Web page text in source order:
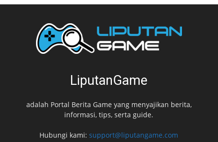
LiputanGame
adalah Portal Berita Game yang menyajikan berita,
informasi, tips, serta guide.
Hubungi kami:support@liputangame.com